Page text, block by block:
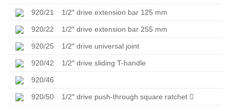
920/21 1/2″ drive extension bar 125 mm
920/22 1/2″ drive extension bar 255 mm
920/25 1/2″ drive universal joint
920/42 1/2″ drive sliding T-handle
920/46
920/50 1/2″ drive push-through square ratchet 